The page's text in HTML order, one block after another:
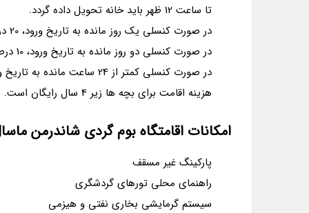
تا ساعت 12 ظهر باید خانه تحویل داده گردد.
در صورت کنسلی یک روز مانده به تاریخ ورود، 20 درصد هزینه به عنوان جریمه دریافت می گردد.
در صورت کنسلی دو روز مانده به تاریخ ورود، 10 درصد هزینه به عنوان جریمه دریافت می گردد.
در صورت کنسلی کمتر از 24 ساعت مانده به تاریخ ورود، هزینه شب اول اقامت به عنوان جریمه دریافت می گردد.
هزینه اقامت برای بچه ها زیر 4 سال رایگان است.
امکانات اقامتگاه بوم گردی شاندرمن
پارکینگ غیر مسقف
راهنمای محلی تورهای گردشگری
سیستم گرمایشی بخاری نفتی و هیزمی